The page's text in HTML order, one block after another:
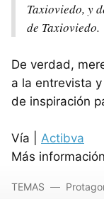
Taxioviedo, y
de Taxioviedo.
De verdad,
a la entrevista
de inspiración
Vía | Actibva
Más
TEMAS